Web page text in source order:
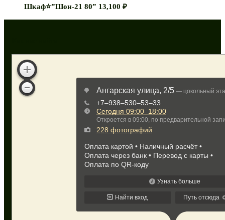
Шкаф⭐”Шон-21 80” 13,100 ₽